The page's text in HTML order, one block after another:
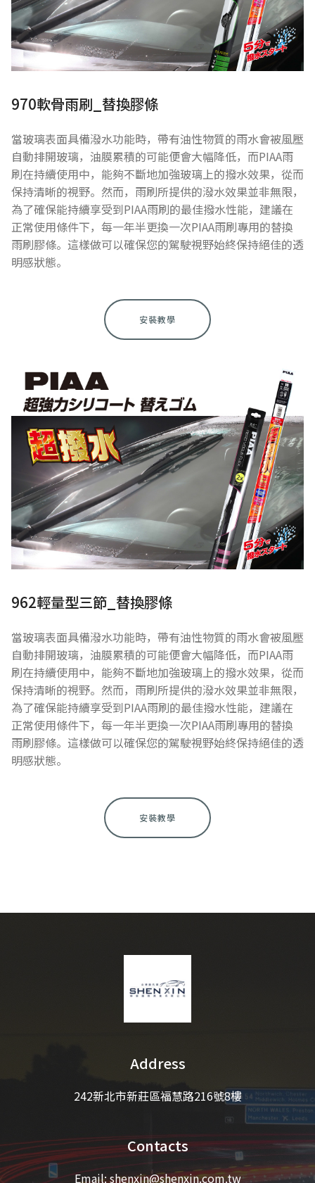
970軟骨雨刷_替換膠條
當玻璃表面具備潑水功能時，帶有油性物質的雨水會被風壓
自動排開玻璃，油膜累積的可能便會大幅降低，而PIAA雨
刷在持續使用中，能夠不斷地加強玻璃上的撥水效果，從而
保持清晰的視野。然而，雨刷所提供的潑水效果並非無限，
為了確保能持續享受到PIAA雨刷的最佳撥水性能，建議在
正常使用條件下，每一年半更換一次PIAA雨刷專用的替換
雨刷膠條。這樣做可以確保您的駕駛視野始終保持絕佳的透
明感狀態。
安裝教學
962輕量型三節_替換膠條
當玻璃表面具備潑水功能時，帶有油性物質的雨水會被風壓
自動排開玻璃，油膜累積的可能便會大幅降低，而PIAA雨
刷在持續使用中，能夠不斷地加強玻璃上的撥水效果，從而
保持清晰的視野。然而，雨刷所提供的潑水效果並非無限，
為了確保能持續享受到PIAA雨刷的最佳撥水性能，建議在
正常使用條件下，每一年半更換一次PIAA雨刷專用的替換
雨刷膠條。這樣做可以確保您的駕駛視野始終保持絕佳的透
明感狀態。
安裝教學
Address
242新北市新莊區福慧路216號8樓
Contacts
Email:shenxin@shenxin.com.tw